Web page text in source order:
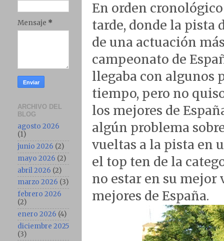
En orden
tarde, donde la pista
de una actuación
campeonato de
llegaba con algunos
tiempo, pero no
los mejores de
algún problema
vueltas a la pista en
el top ten de la
no estar en su mejor
mejores de España.
Mensaje *
ARCHIVO DEL
BLOG
agosto 2026
(1)
junio 2026 (2)
mayo 2026 (2)
abril 2026 (2)
marzo 2026 (3)
febrero 2026
(2)
enero 2026 (4)
diciembre 2025
(3)